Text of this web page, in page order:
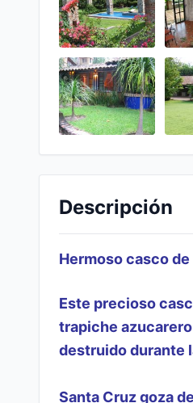
Descripción
Hermoso casco
Este precioso
trapiche
destruido durante
Santa Cruz goza